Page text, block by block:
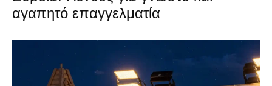
αγαπητό επαγγελματία